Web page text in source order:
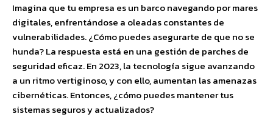
Imagina que tu empresa es un barco navegando por mares
digitales, enfrentándose a oleadas constantes de
vulnerabilidades. ¿Cómo puedes asegurarte de que no se
hunda? La respuesta está en una gestión de parches de
seguridad eficaz. En 2023, la tecnología sigue avanzando
a un ritmo vertiginoso, y con ello, aumentan las amenazas
cibernéticas. Entonces, ¿cómo puedes mantener tus
sistemas seguros y actualizados?